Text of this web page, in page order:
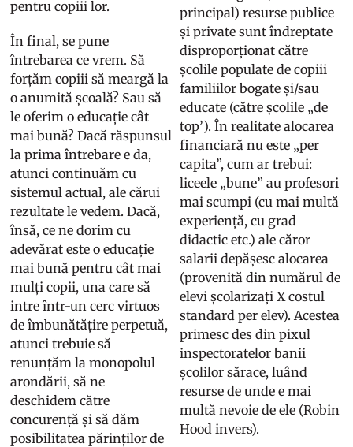
pentru copiii lor.
În final, se pune
întrebarea ce vrem. Să
forțăm copiii să meargă la
o anumită școală? Sau să
le oferim o educație cât
mai bună? Dacă răspunsul
la prima întrebare e da,
atunci continuăm cu
sistemul actual, ale cărui
rezultate le vedem. Dacă,
însă, ce ne dorim cu
adevărat este o educație
mai bună pentru cât mai
mulți copii, una care să
intre într-un cerc virtuos
de îmbunătățire perpetuă,
atunci trebuie să
renunțăm la monopolul
arondării, să ne
deschidem către
concurență și să dăm
posibilitatea părinților de
principal) resurse publice
și private sunt îndreptate
disproporționat către
școlile populate de copiii
familiilor bogate și/sau
educate (către școlile „de
top’). În realitate alocarea
financiară nu este „per
capita”, cum ar trebui:
liceele „bune” au profesori
mai scumpi (cu mai multă
experiență, cu grad
didactic etc.) ale căror
salarii depășesc alocarea
(provenită din numărul de
elevi școlarizați X costul
standard per elev). Acestea
primesc des din pixul
inspectoratelor banii
școlilor sărace, luând
resurse de unde e mai
multă nevoie de ele (Robin
Hood invers).